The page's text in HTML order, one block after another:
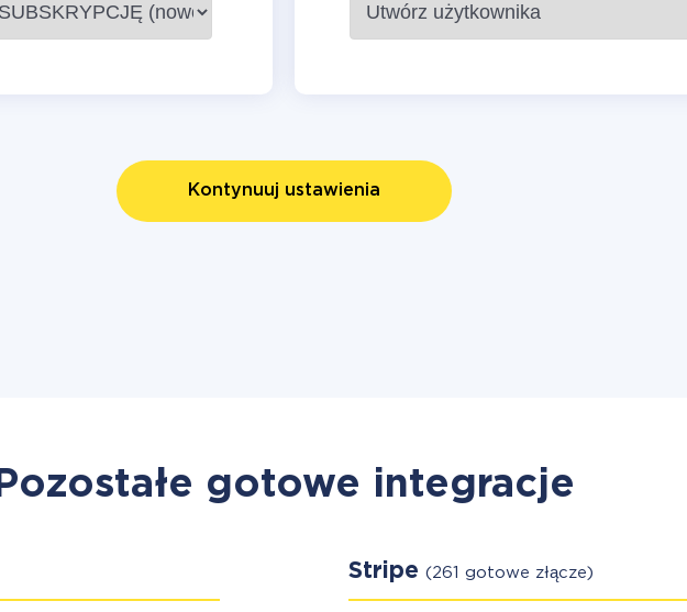
Kontynuuj ustawienia
Pozostałe gotowe integracje
Stripe (261 gotowe złącze)